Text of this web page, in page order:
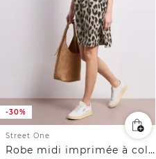
-30%
Street One
Robe midi imprimée à col fendu